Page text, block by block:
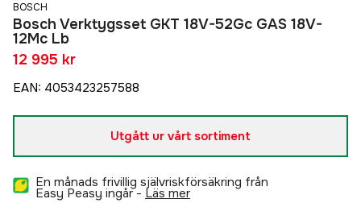
BOSCH
Bosch Verktygsset GKT 18V-52Gc GAS 18V-
12Mc Lb
12 995 kr
EAN: 4053423257588
Utgått ur vårt sortiment
En månads frivillig självriskförsäkring från
Easy Peasy ingår - läs mer